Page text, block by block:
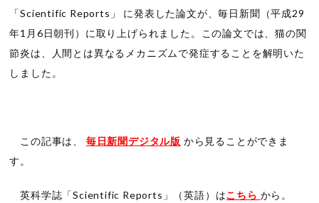
「Scientific Reports」 に発表した論文が、毎日新聞（平成29
年1月6日朝刊）に取り上げられました。この論文では、猫の関
節炎は、人間とは異なるメカニズムで発症することを解明いた
しました。
この記事は、 毎日新聞デジタル版 から見ることができま
す。
英科学誌「Scientific Reports」（英語）はこちら から。